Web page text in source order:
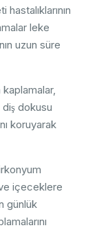
leke
uzun süre
dokusu
koruyarak
içeceklere
günlük